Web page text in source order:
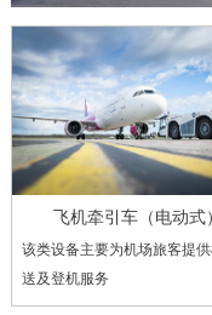
飞机牵引车（电动式
该类设备主要为机场旅客提
送及登机服务